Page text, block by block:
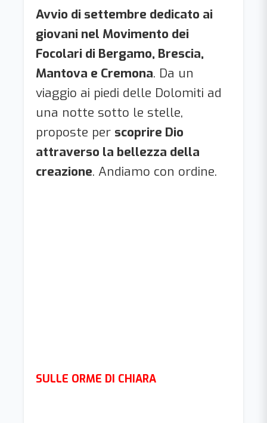
Avvio di settembre dedicato ai
giovani nel Movimento dei
Focolari di Bergamo, Brescia,
Mantova e Cremona. Da un
viaggio ai piedi delle Dolomiti ad
una notte sotto le stelle,
proposte per scoprire Dio
attraverso la bellezza della
creazione. Andiamo con ordine.
SULLE ORME DI CHIARA